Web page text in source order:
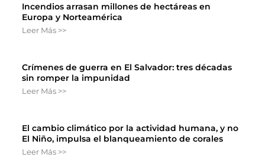
Incendios arrasan millones de hectáreas en
Europa y Norteamérica
Leer Más >>
Crímenes de guerra en El Salvador: tres décadas
sin romper la impunidad
Leer Más >>
El cambio climático por la actividad humana, y no
El Niño, impulsa el blanqueamiento de corales
Leer Más >>